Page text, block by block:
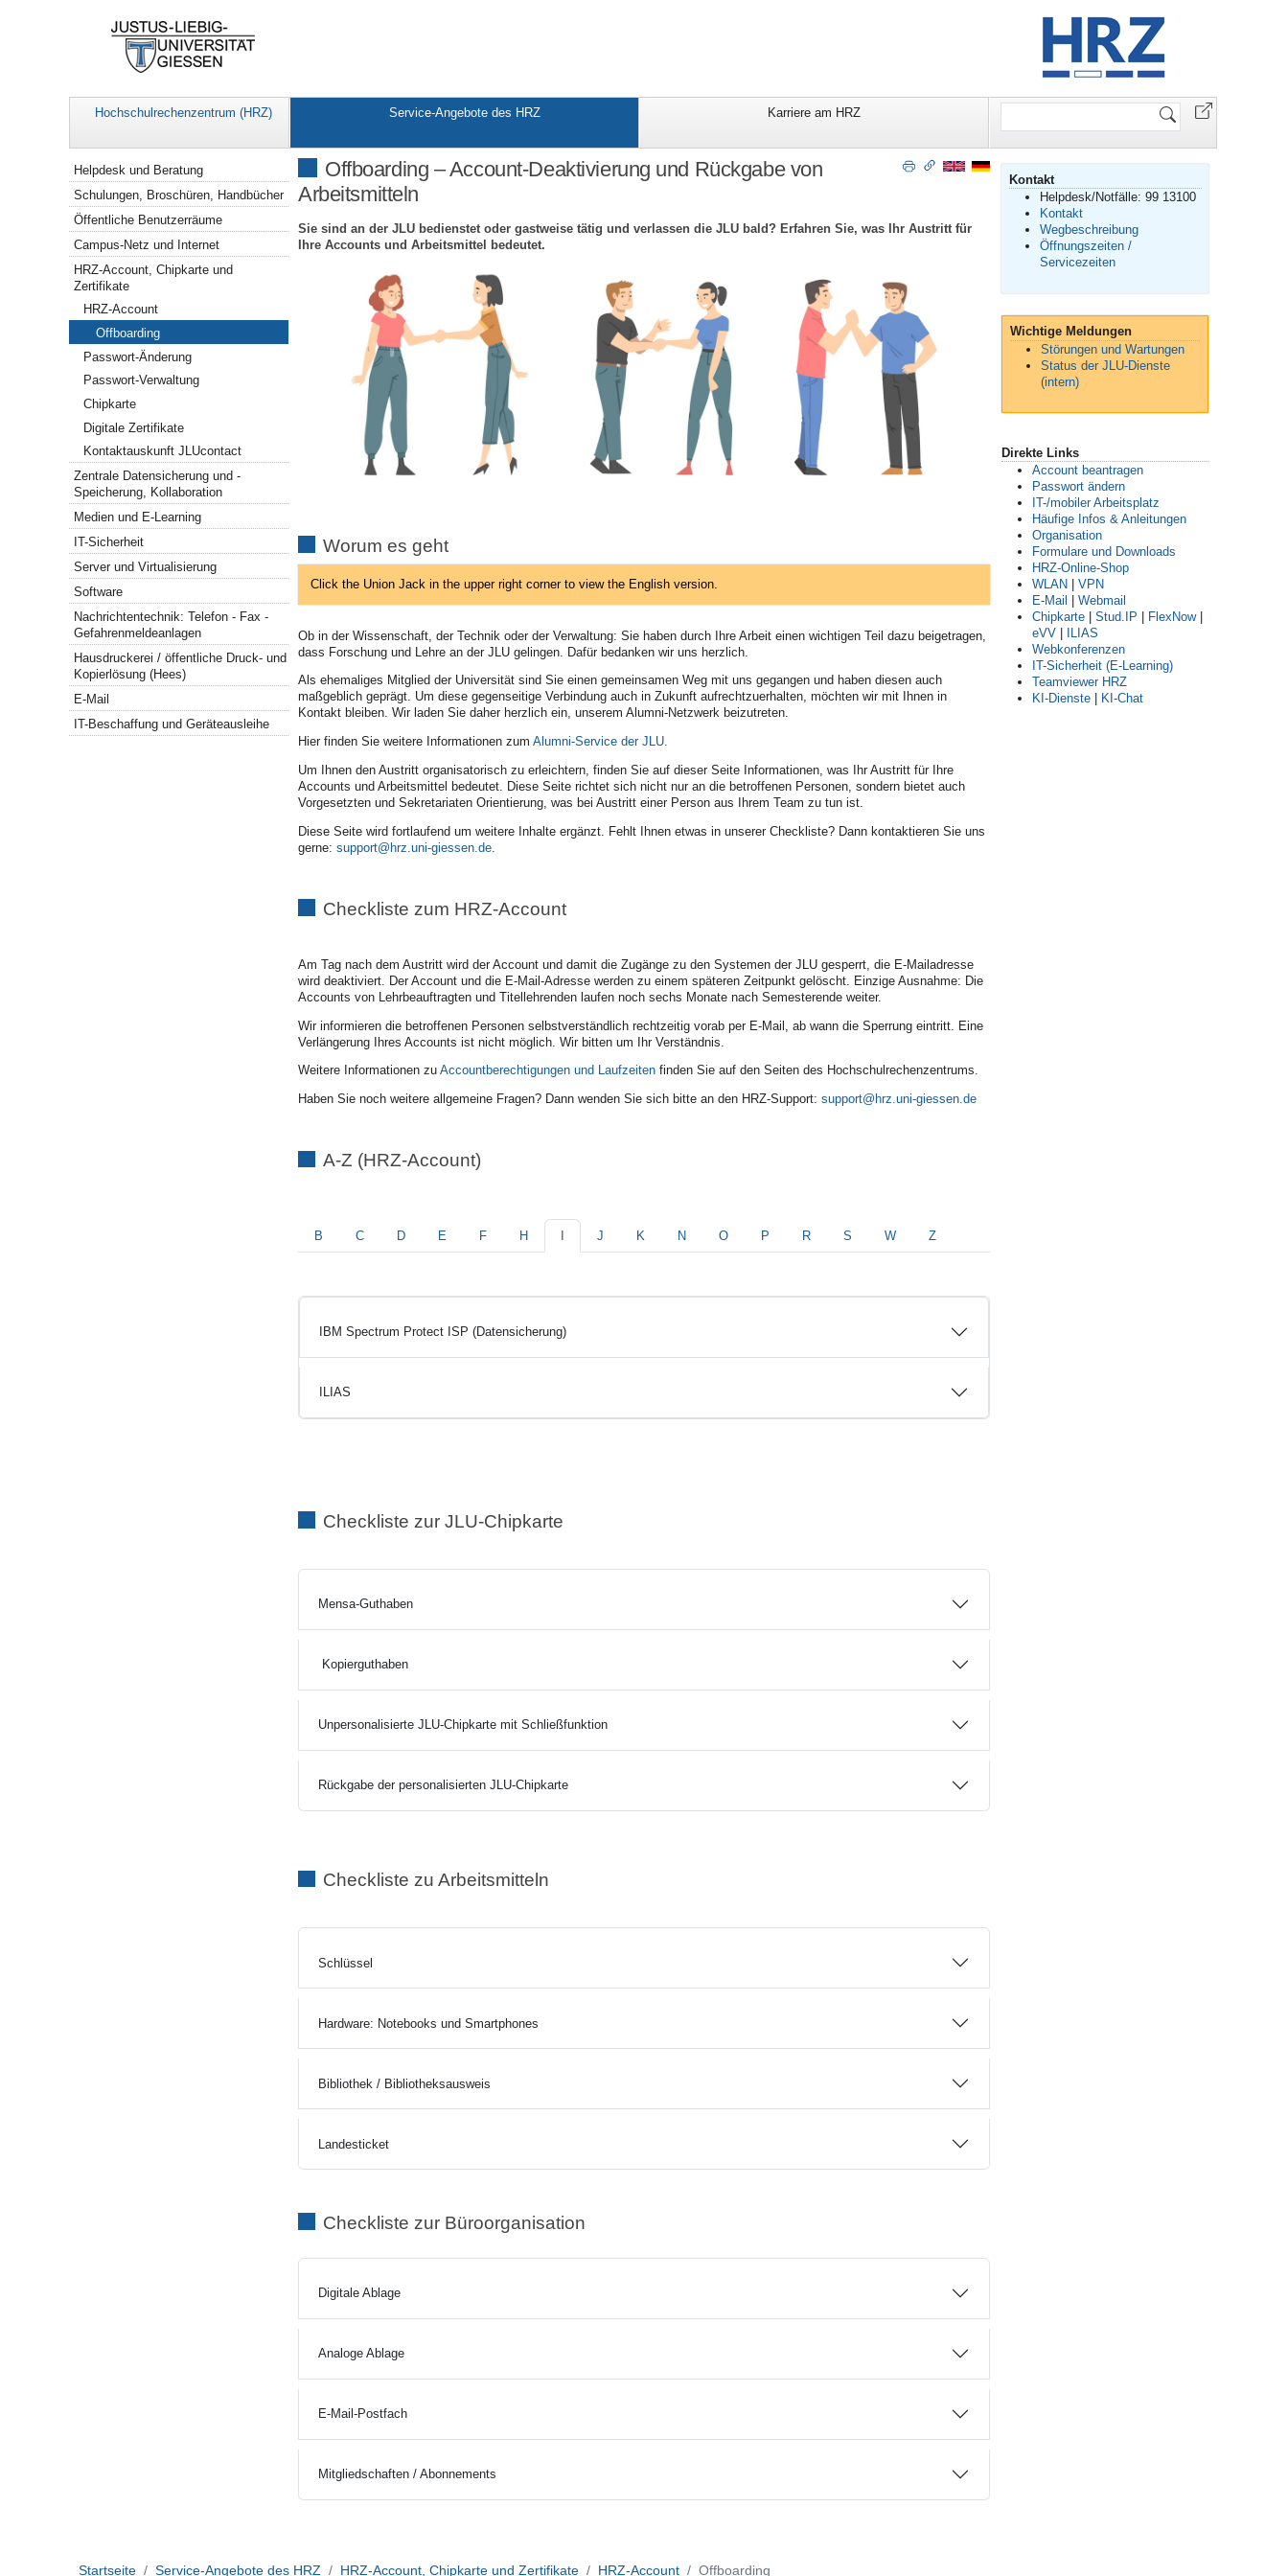
Hochschulrechenzentrum (HRZ) Service-Angebote des HRZ Karriere am HRZ
Website
Offboarding – Account-Deaktivierung und Rückgabe von
Arbeitsmitteln
Sie sind an der JLU bedienstet oder gastweise tätig und verlassen die JLU bald? Erfahren Sie, was Ihr Austritt für
Ihre Accounts und Arbeitsmittel bedeutet.
Worum es geht
Click the Union Jack in the upper right corner to view the English version.
Ob in der Wissenschaft, der Technik oder der Verwaltung: Sie haben durch Ihre Arbeit einen wichtigen Teil dazu beigetragen,
dass Forschung und Lehre an der JLU gelingen. Dafür bedanken wir uns herzlich.
Als ehemaliges Mitglied der Universität sind Sie einen gemeinsamen Weg mit uns gegangen und haben diesen auch
maßgeblich geprägt. Um diese gegenseitige Verbindung auch in Zukunft aufrechtzuerhalten, möchten wir mit Ihnen in
Kontakt bleiben. Wir laden Sie daher herzlich ein, unserem Alumni-Netzwerk beizutreten.
Hier finden Sie weitere Informationen zum Alumni-Service der JLU.
Um Ihnen den Austritt organisatorisch zu erleichtern, finden Sie auf dieser Seite Informationen, was Ihr Austritt für Ihre
Accounts und Arbeitsmittel bedeutet. Diese Seite richtet sich nicht nur an die betroffenen Personen, sondern bietet auch
Vorgesetzten und Sekretariaten Orientierung, was bei Austritt einer Person aus Ihrem Team zu tun ist.
Diese Seite wird fortlaufend um weitere Inhalte ergänzt. Fehlt Ihnen etwas in unserer Checkliste? Dann kontaktieren Sie uns
gerne: support
Checkliste zum HRZ-Account
Am Tag nach dem Austritt wird der Account und damit die Zugänge zu den Systemen der JLU gesperrt, die E-Mailadresse
wird deaktiviert. Der Account und die E-Mail-Adresse werden zu einem späteren Zeitpunkt gelöscht. Einzige Ausnahme: Die
Accounts von Lehrbeauftragten und Titellehrenden laufen noch sechs Monate nach Semesterende weiter.
Wir informieren die betroffenen Personen selbstverständlich rechtzeitig vorab per E-Mail, ab wann die Sperrung eintritt. Eine
Verlängerung Ihres Accounts ist nicht möglich. Wir bitten um Ihr Verständnis.
Weitere Informationen zu Accountberechtigungen und Laufzeiten finden Sie auf den Seiten des Hochschulrechenzentrums.
Haben Sie noch weitere allgemeine Fragen? Dann wenden Sie sich bitte an den HRZ-Support: support
A-Z (HRZ-Account)
B C D E F H J K N O P R S W Z
IBM Spectrum Protect ISP (Datensicherung)
ILIAS
Checkliste zur JLU-Chipkarte
Mensa-Guthaben
Kopierguthaben
Unpersonalisierte JLU-Chipkarte mit Schließfunktion
Rückgabe der personalisierten JLU-Chipkarte
Checkliste zu Arbeitsmitteln
Schlüssel
Hardware: Notebooks und Smartphones
Bibliothek / Bibliotheksausweis
Landesticket
Checkliste zur Büroorganisation
Digitale Ablage
Analoge Ablage
E-Mail-Postfach
Mitgliedschaften / Abonnements
Navigation
Helpdesk und Beratung
Schulungen, Broschüren, Handbücher
Öffentliche Benutzerräume
Campus-Netz und Internet
HRZ-Account, Chipkarte und
Zertifikate
HRZ-Account
Offboarding
Passwort-Änderung
Passwort-Verwaltung
Chipkarte
Digitale Zertifikate
Kontaktauskunft JLUcontact
Zentrale Datensicherung und -
Speicherung, Kollaboration
Medien und E-Learning
IT-Sicherheit
Server und Virtualisierung
Software
Nachrichtentechnik: Telefon - Fax -
Gefahrenmeldeanlagen
Hausdruckerei / öffentliche Druck- und
Kopierlösung (Hees)
E-Mail
IT-Beschaffung und Geräteausleihe
Kontakt
Helpdesk/Notfälle: 99 13100
Kontakt
Wegbeschreibung
Öffnungszeiten /
Servicezeiten
Wichtige Meldungen
Störungen und Wartungen
Status der JLU-Dienste
(intern)
Direkte Links
Account beantragen
Passwort ändern
IT-/mobiler Arbeitsplatz
Häufige Infos & Anleitungen
Organisation
Formulare und Downloads
HRZ-Online-Shop
WLAN
VPN
E-Mail
Webmail
Chipkarte
Stud.IP FlexNow|
eVV
ILIAS
Webkonferenzen
IT-Sicherheit (E-Learning)
Teamviewer HRZ
KI-Dienste
KI-Chat
Startseite Service-Angebote des HRZ HRZ-Account, Chipkarte und Zertifikate HRZ-Account Offboarding